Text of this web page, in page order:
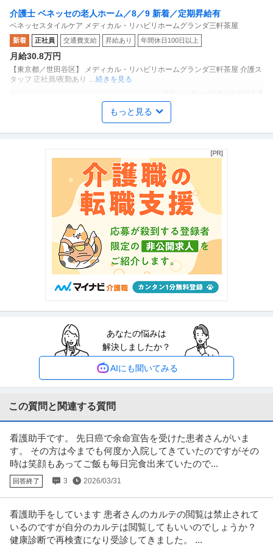
介護士 ベネッセの老人ホーム／8／9 新着／定期昇給有
ベネッセスタイルケア メディカル・リハビリホームグランダ三軒茶屋
新着 正社員 交通費支給 昇給あり 年間休日100日以上
月給30.8万円
【東京都／世田谷区】 メディカル・リハビリホームグランダ三軒茶屋 介護ス
タッフ 正社員/夜勤あり …続きを見る
有料老人ホームでの介護士・ホームヘルパー／正社員／常勤
医心館西永福
月給40万円〜43.6万円
人物重視の採用を行う当施設では、 皆様が気持ちよく働ける環境づくりに全
力で取り組んでいます！ 幅広
…続きを見る
提供：ウィルオブ介護
介護士／訪問介護スタッフ／正社員／完全週休２日制／日勤のみ
株式会社ケアリッツ・アンド・パートナーズ
交通費支給 教育充実
月給29万円〜30.5万円
【アピールポイント】 【会社・仕事の魅力】 ★成長率は業界トップクラス
安心の大手！訪問介護成長率 …続きを見る
有料老人ホームでの介護士・ホームヘルパー／正社員／日勤
ファミリー・ホスピス荒川ハウス
交通費支給
月給29万円〜33.8万円
力で取り組んでいます！ 幅広…続きを見る
介護福祉士／介護職員・ヘルパー／賞与3.5ヶ月分／有料老人ホー
ム／正社員
株式会社アンビス医心館経堂
新着 正社員 未経験OK 交通費支給 学歴不問
月給35万円
【募集資格：介護福祉士】 【業務内容】： 住宅型有料老人ホーム「医心館」
にお住いの入居者さまに対し
…続きを見る
提供：カイゴジョブエージェント
もっと見る
あなたの悩みは
解決しましたか？
AIにも聞いてみる
この質問と関連する質問
看護助手です。 先日癌で余命宣告を受けた患者さんがいま
す。 その方は今までも何度か入院してきていたのですがその
時は笑顔もあってご飯も毎日完食出来ていたので...
回答終了 3 2026/03/31
看護助手をしています 患者さんのカルテの閲覧は禁止されて
いるのですが自分のカルテは閲覧してもいいのでしょうか？
健康診断で再検査になり受診してきました。 ...